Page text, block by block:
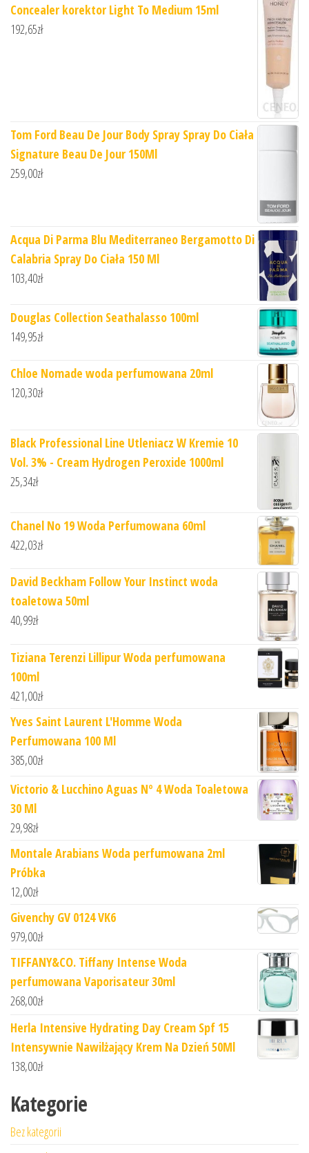
Concealer korektor Light To Medium 15ml
192,65zł
Tom Ford Beau De Jour Body Spray Spray Do Ciała
Signature Beau De Jour 150Ml
259,00zł
Acqua Di Parma Blu Mediterraneo Bergamotto Di
Calabria Spray Do Ciała 150 Ml
103,40zł
Douglas Collection Seathalasso 100ml
149,95zł
Chloe Nomade woda perfumowana 20ml
120,30zł
Black Professional Line Utleniacz W Kremie 10
Vol. 3% - Cream Hydrogen Peroxide 1000ml
25,34zł
Chanel No 19 Woda Perfumowana 60ml
422,03zł
David Beckham Follow Your Instinct woda
toaletowa 50ml
40,99zł
Tiziana Terenzi Lillipur Woda perfumowana
100ml
421,00zł
Yves Saint Laurent L'Homme Woda
Perfumowana 100 Ml
385,00zł
Victorio & Lucchino Aguas Nº 4 Woda Toaletowa
30 Ml
29,98zł
Montale Arabians Woda perfumowana 2ml
Próbka
12,00zł
Givenchy GV 0124 VK6
979,00zł
TIFFANY&CO. Tiffany Intense Woda
perfumowana Vaporisateur 30ml
268,00zł
Herla Intensive Hydrating Day Cream Spf 15
Intensywnie Nawilżający Krem Na Dzień 50Ml
138,00zł
Kategorie
Bez kategorii